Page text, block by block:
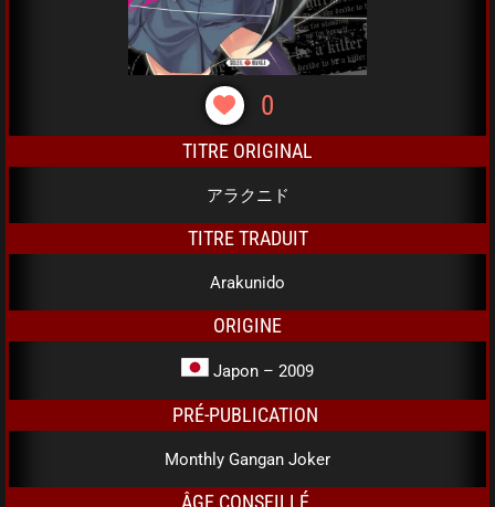
0
TITRE ORIGINAL
アラクニド
TITRE TRADUIT
Arakunido
ORIGINE
Japon – 2009
PRÉ-PUBLICATION
Monthly Gangan Joker
ÂGE CONSEILLÉ